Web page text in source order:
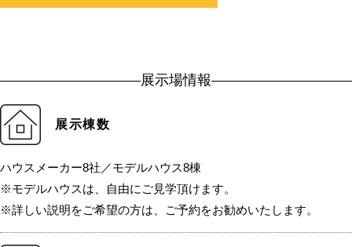
展示場情報
展示棟数
ハウスメーカー8社／モデルハウス8棟
※モデルハウスは、自由にご見学頂けます。
※詳しい説明をご希望の方は、ご予約をお勧めいたします。